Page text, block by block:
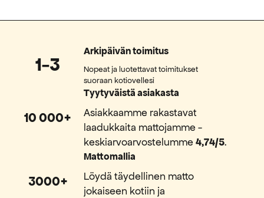
1-3
Arkipäivän toimitus
Nopeat ja luotettavat toimitukset
suoraan kotiovellesi
10 000+
Tyytyväistä asiakasta
Asiakkaamme rakastavat
laadukkaita mattojamme -
keskiarvoarvostelumme4,74/5.
3000+
Mattomallia
Löydä täydellinen matto
jokaiseen kotiin ja